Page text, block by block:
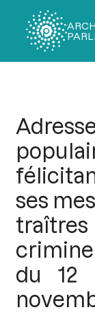
ses
du 12